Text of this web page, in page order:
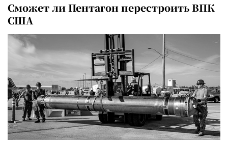
Сможет ли Пентагон перестроить ВПК
США